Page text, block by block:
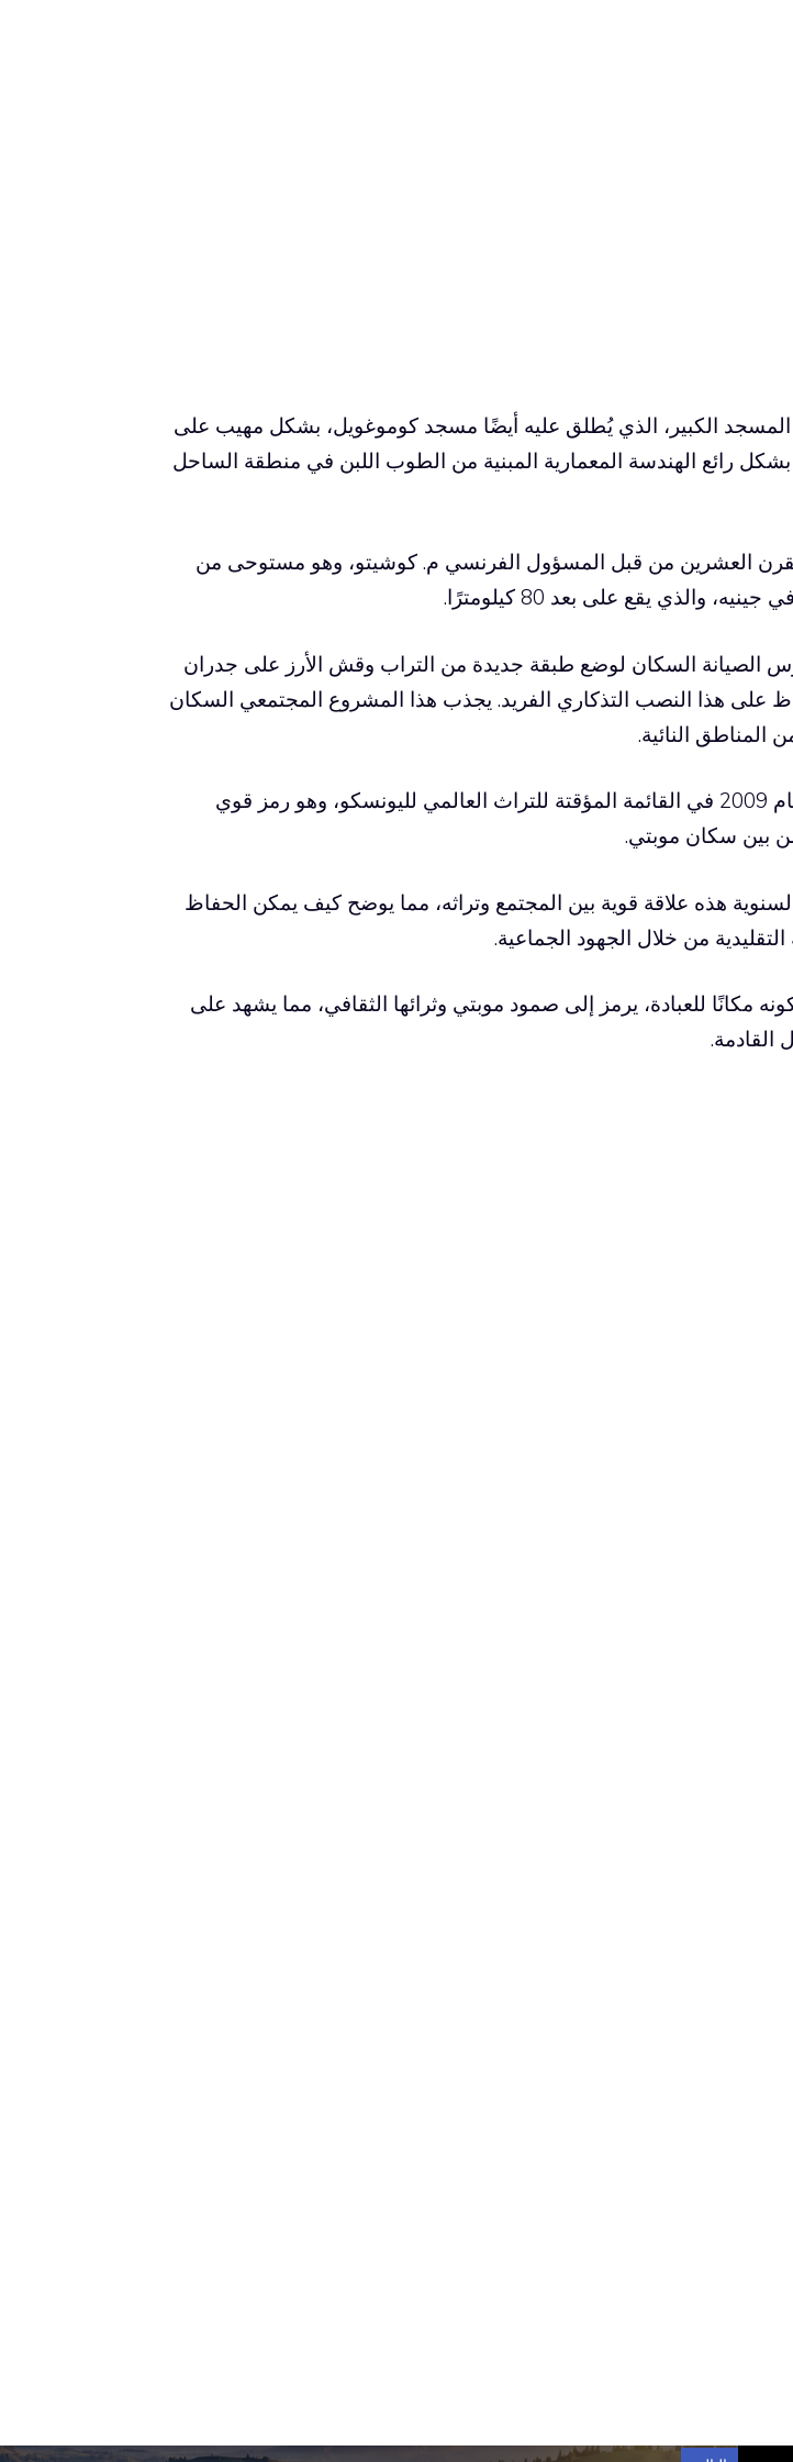
الكبير، الذي يُطلق عليه أيضًا مسجد كوموغويل، بشكل مهيب على
ويوضح بشكل رائع الهندسة المعمارية المبنية من الطوب اللبن في منطقة الساحل
القرن العشرين من قبل المسؤول الفرنسي م. كوشيتو، وهو مستوحى من
والذي يقع على بعد 80 كيلومترًا.
الصيانة السكان لوضع طبقة جديدة من التراب وقش الأرز على جدران
على هذا النصب التذكاري الفريد. يجذب هذا المشروع المجتمعي السكان
المناطق النائية.
تم إدراج المسجد منذ عام 2009 في القائمة المؤقتة للتراث العالمي لليونسكو، وهو رمز قوي
بين سكان موبتي.
هذه علاقة قوية بين المجتمع وتراثه، مما يوضح كيف يمكن الحفاظ
من خلال الجهود الجماعية.
مكانًا للعبادة، يرمز إلى صمود موبتي وثرائها الثقافي، مما يشهد على
القادمة.